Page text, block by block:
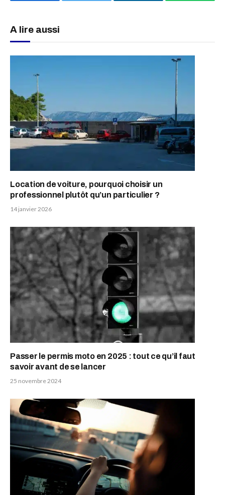
A lire aussi
Location de voiture, pourquoi choisir un
professionnel plutôt qu’un particulier ?
14 janvier 2026
Passer le permis moto en 2025 : tout ce qu’il faut
savoir avant de se lancer
25 novembre 2024